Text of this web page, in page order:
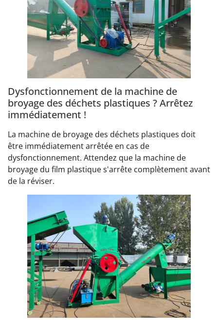
Dysfonctionnement de la machine de
broyage des déchets plastiques ? Arrêtez
immédiatement !
La machine de broyage des déchets plastiques doit
être immédiatement arrêtée en cas de
dysfonctionnement. Attendez que la machine de
broyage du film plastique s'arrête complètement avant
de la réviser.